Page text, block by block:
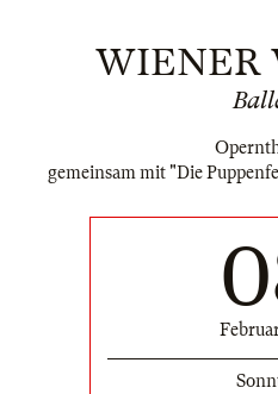
WIENER
gemeinsam mit "Die